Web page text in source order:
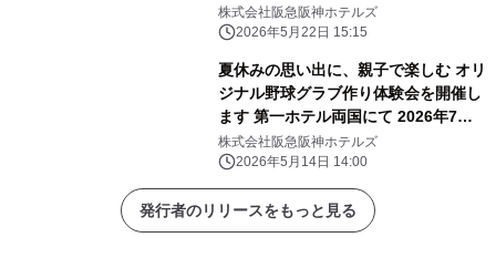
泉の石で五右衛門風呂釜に石彫刻！
“浸かれる現代アート”が 「有馬温泉
株式会社阪急阪神ホテルズ
2026年5月22日 15:15
夏休みの思い出に、親子で楽しむ オリ
ジナル野球グラブ作り体験会を開催し
ます 第一ホテル両国にて 2026年7月
29日（水）
株式会社阪急阪神ホテルズ
2026年5月14日 14:00
発行者のリリースをもっと見る